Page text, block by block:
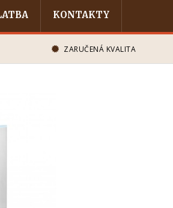
KONTAKTY
ZARUČENÁ KVALITA